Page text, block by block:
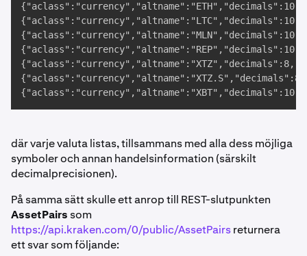
där varje valuta listas, tillsammans med alla dess möjliga
symboler och annan handelsinformation (särskilt
decimalprecisionen).
På samma sätt skulle ett anrop till REST-slutpunkten
AssetPairs som
https://api.kraken.com/0/public/AssetPairsreturnera
ett svar som följande: